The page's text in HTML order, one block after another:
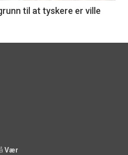
til at tyskere er ville
Vær